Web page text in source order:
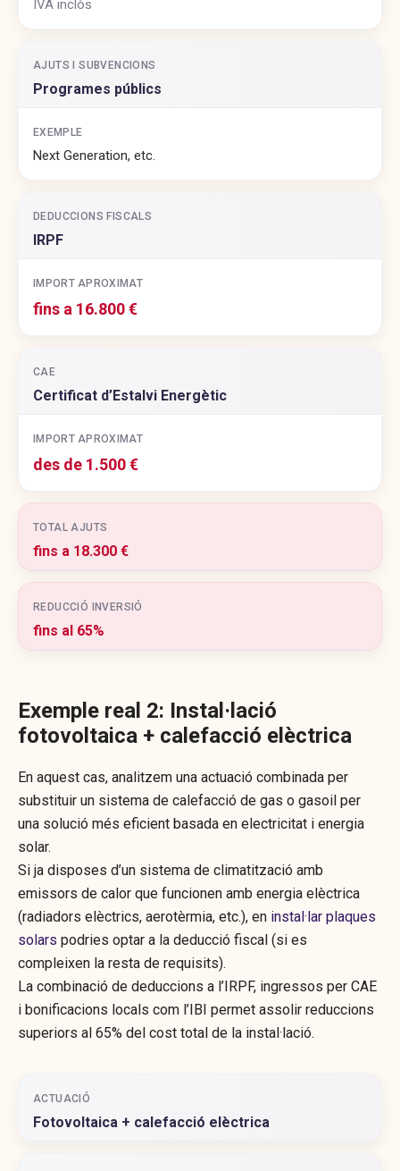
IVA inclòs
AJUTS I SUBVENCIONS
Programes públics
EXEMPLE
Next Generation, etc.
DEDUCCIONS FISCALS
IRPF
IMPORT APROXIMAT
fins a 16.800 €
CAE
Certificat d’Estalvi Energètic
IMPORT APROXIMAT
des de 1.500 €
TOTAL AJUTS
fins a 18.300 €
REDUCCIÓ INVERSIÓ
fins al 65%
Exemple real 2: Instal·lació
fotovoltaica + calefacció elèctrica
En aquest cas, analitzem una actuació combinada per
substituir un sistema de calefacció de gas o gasoil per
una solució més eficient basada en electricitat i energia
solar.
Si ja disposes d’un sistema de climatització amb
emissors de calor que funcionen amb energia elèctrica
(radiadors elèctrics, aerotèrmia, etc.), en instal·lar plaques
solars podries optar a la deducció fiscal (si es
compleixen la resta de requisits).
La combinació de deduccions a l’IRPF, ingressos per CAE
i bonificacions locals com l’IBI permet assolir reduccions
superiors al 65% del cost total de la instal·lació.
ACTUACIÓ
Fotovoltaica + calefacció elèctrica